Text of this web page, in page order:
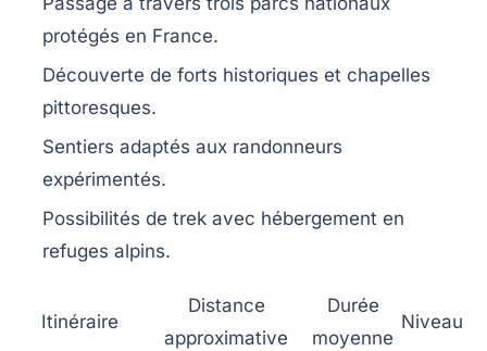
protégés en France.
Découverte de forts historiques et chapelles
pittoresques.
Sentiers adaptés aux randonneurs
expérimentés.
Possibilités de trek avec hébergement en
refuges alpins.
Itinéraire
Distance
approximative
Durée
moyenne
Niveau